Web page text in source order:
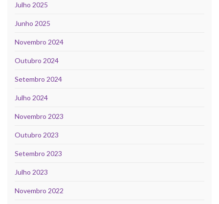
Julho 2025
Junho 2025
Novembro 2024
Outubro 2024
Setembro 2024
Julho 2024
Novembro 2023
Outubro 2023
Setembro 2023
Julho 2023
Novembro 2022